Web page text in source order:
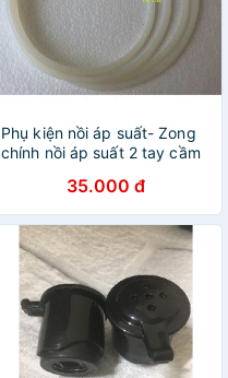
Phụ kiện nồi áp suất- Zong
chính nồi áp suất 2 tay cầm
35.000 đ